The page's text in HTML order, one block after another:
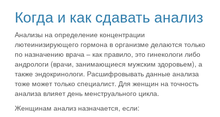
Когда и как сдавать анализ
Анализы на определение концентрации
лютеинизирующего гормона в организме делаются только
по назначению врача – как правило, это гинекологи либо
андрологи (врачи, занимающиеся мужским здоровьем), а
также эндокринологи. Расшифровывать данные анализа
тоже может только специалист. Для женщин на точность
анализа влияет день менструального цикла.
Женщинам анализ назначается, если: